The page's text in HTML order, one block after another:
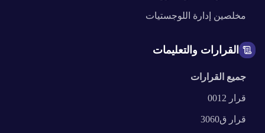
مخلصين إدارة اللوجستيات
القرارات والتعليمات
جميع القرارات
قرار 0012
قرار ق3060